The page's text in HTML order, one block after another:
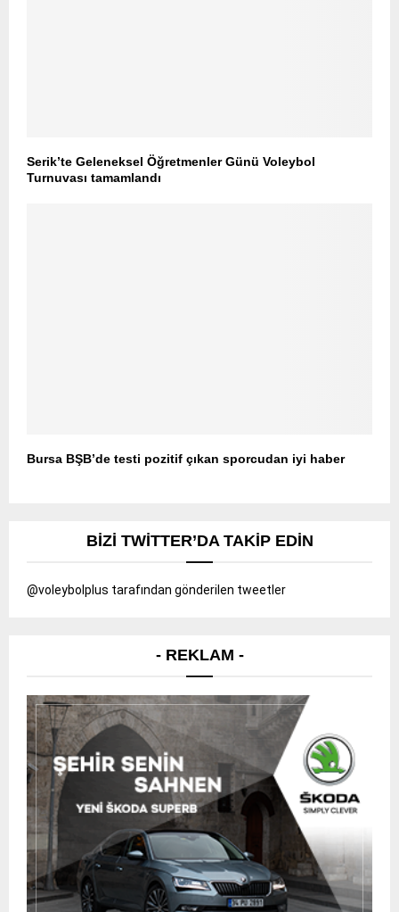
Serik’te Geleneksel Öğretmenler Günü Voleybol
Turnuvası tamamlandı
Bursa BŞB’de testi pozitif çıkan sporcudan iyi haber
BIZI TWITTER’DA TAKIP EDIN
@voleybolplus tarafından gönderilen tweetler
- REKLAM -